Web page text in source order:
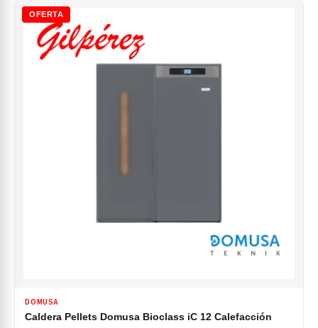
OFERTA
DOMUSA
Caldera Pellets Domusa Bioclass iC 12 Calefacción